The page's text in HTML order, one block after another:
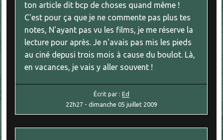
ton article dit bcp de choses quand même !
C'est pour ça que je ne commente pas plus tes
notes, N'ayant pas vu les films, je me réserve la
lecture pour après. Je n'avais pas mis les pieds
au ciné depusi trois mois à cause du boulot. Là,
en vacances, je vais y aller souvent !
Écrit par : Ed
22h27 - dimanche 05 juillet 2009